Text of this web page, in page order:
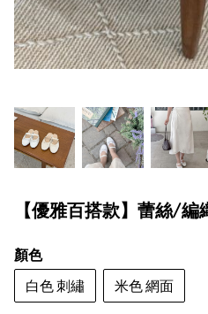
【優雅百搭款】蕾絲/
顏色
白色 刺繡
米色 網面